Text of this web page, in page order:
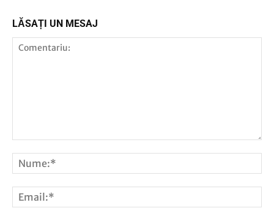
LĂSAȚI UN MESAJ